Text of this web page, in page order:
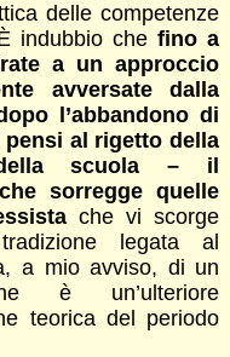
delle competenze
indubbio che fino a
a un approccio
avversate dalla
l’abbandono di
al rigetto della
della scuola – il
sorregge quelle
che vi scorge
legata al
a mio avviso, di un
è un’ulteriore
teorica del periodo